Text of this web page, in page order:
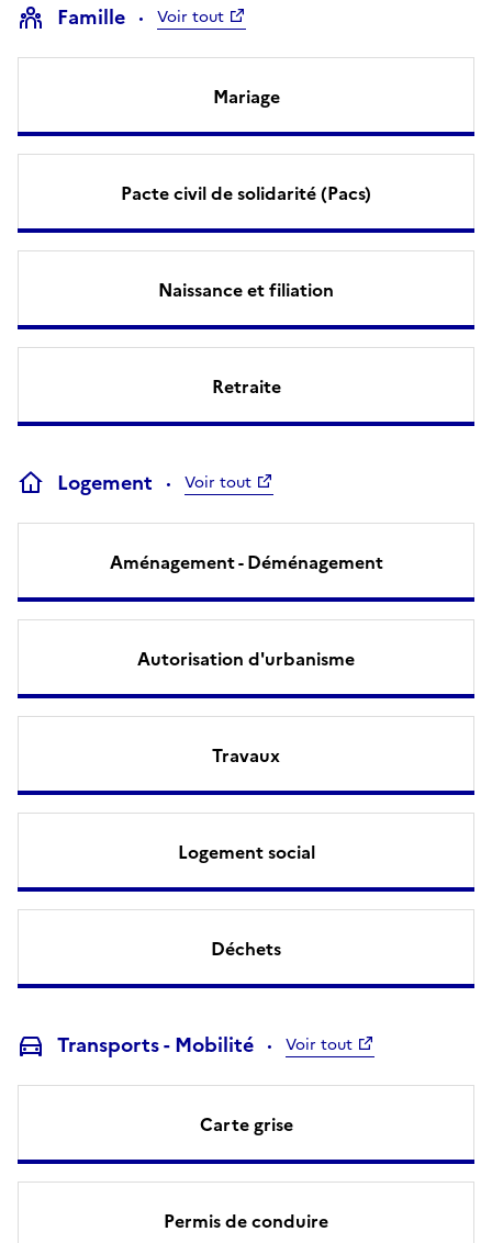
Famille Voir tout
Mariage
Pacte civil de solidarité (Pacs)
Naissance et filiation
Retraite
Logement Voir tout
Aménagement - Déménagement
Autorisation d'urbanisme
Travaux
Logement social
Déchets
Transports - Mobilité Voir tout
Carte grise
Permis de conduire